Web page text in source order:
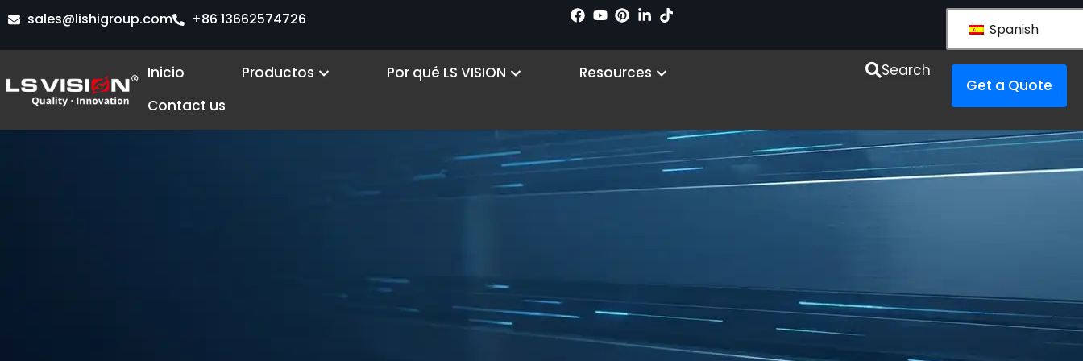
contenido
sales@lishigroup.com +86 13662574726
Spanish
Inicio Productos Open ProductsPor qué LS VISION Open Why LS VISION
Resources Open Resources
Contact us
Search
Get a Quote
LS VISION for Business 2026 Product Catalog